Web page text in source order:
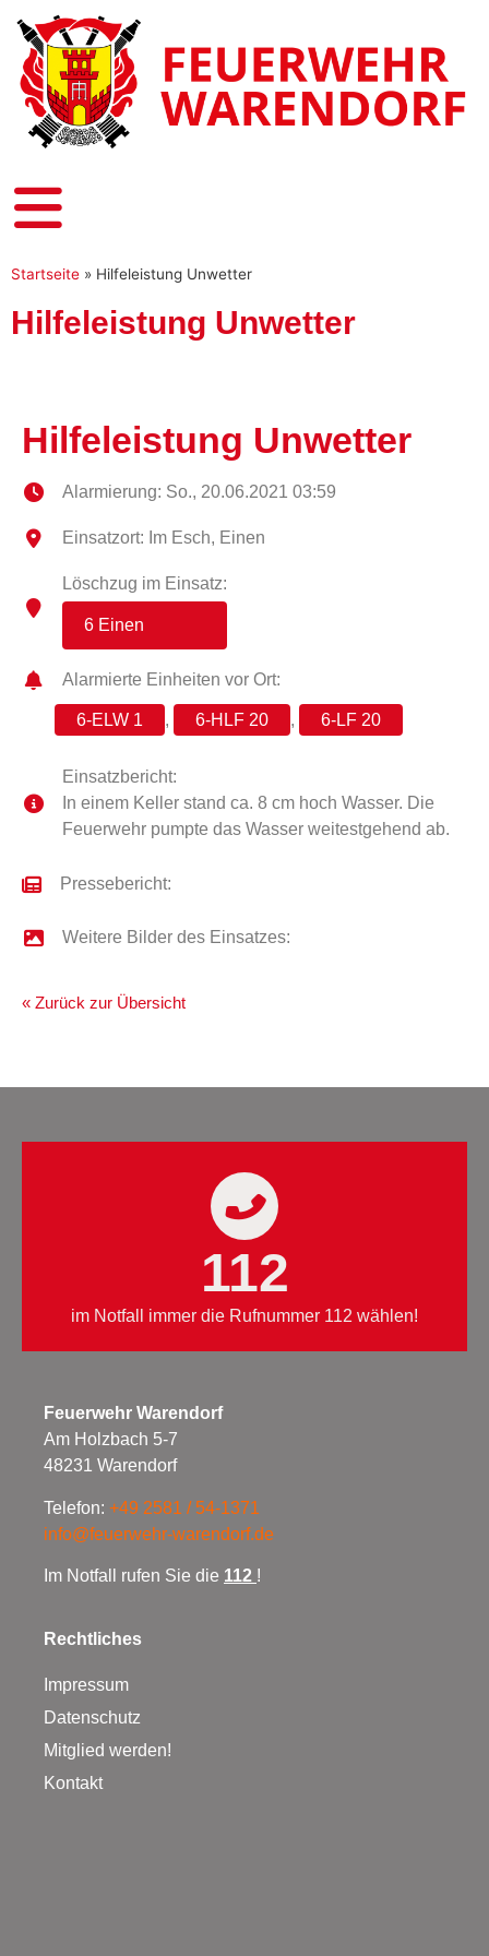
Startseite » Hilfeleistung Unwetter
Hilfeleistung Unwetter
Hilfeleistung Unwetter
Alarmierung: So., 20.06.2021 03:59
Einsatzort: Im Esch, Einen
Löschzug im Einsatz:
6 Einen
Alarmierte Einheiten vor Ort:
6-ELW 1 , 6-HLF 20 , 6-LF 20
Einsatzbericht:
In einem Keller stand ca. 8 cm hoch Wasser. Die
Feuerwehr pumpte das Wasser weitestgehend ab.
Pressebericht:
Weitere Bilder des Einsatzes:
« Zurück zur Übersicht
112
im Notfall immer die Rufnummer 112 wählen!
Feuerwehr Warendorf
Am Holzbach 5-7
48231 Warendorf
Telefon: +49 2581 / 54-1371
info@feuerwehr-warendorf.de
Im Notfall rufen Sie die 112 !
Rechtliches
Impressum
Datenschutz
Mitglied werden!
Kontakt